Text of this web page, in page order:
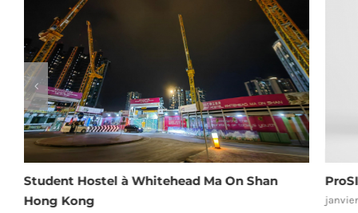
Student Hostel à Whitehead Ma On Shan
Hong Kong